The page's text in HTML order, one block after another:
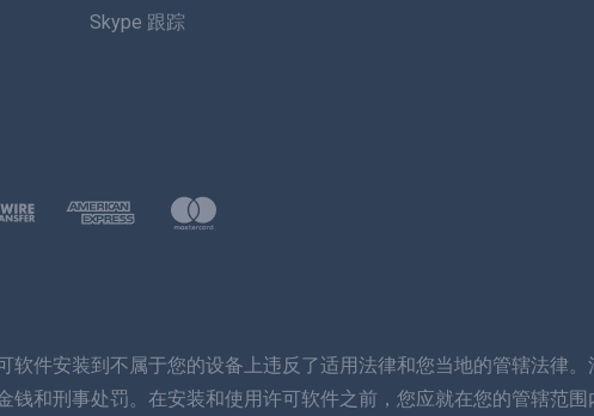
Skype 跟踪
软件安装到不属于您的设备上违反了适用法律和您当地的管辖法律
钱和刑事处罚。在安装和使用许可软件之前，您应就在您的管辖范